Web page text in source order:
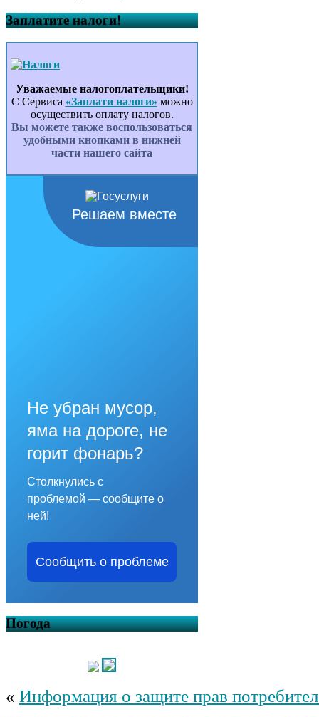
Заплатите налоги!
Уважаемые налогоплательщики!
С Сервиса «Заплати налоги» можно
осуществить оплату налогов.
Вы можете также воспользоваться
удобными кнопками в нижней
части нашего сайта
Решаем вместе
Не убран мусор,
яма на дороге, не
горит фонарь?
Столкнулись с
проблемой — сообщите о
ней!
Сообщить о проблеме
Погода
« Информация о защите прав